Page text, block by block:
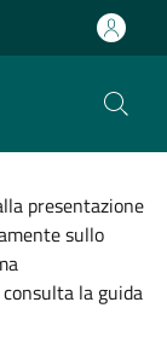
presentazione
sullo
la guida